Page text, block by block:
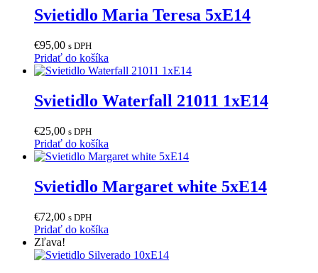
Svietidlo Maria Teresa 5xE14
€95,00 s DPH
Pridať do košíka
Svietidlo Waterfall 21011 1xE14
€25,00 s DPH
Pridať do košíka
Svietidlo Margaret white 5xE14
€72,00 s DPH
Pridať do košíka
Zľava!